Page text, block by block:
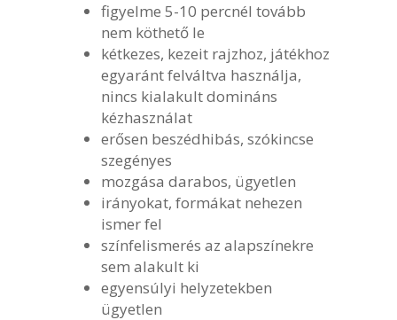
figyelme 5-10 percnél tovább
nem köthető le
kétkezes, kezeit rajzhoz, játékhoz
egyaránt felváltva használja,
nincs kialakult domináns
kézhasználat
erősen beszédhibás, szókincse
szegényes
mozgása darabos, ügyetlen
irányokat, formákat nehezen
ismer fel
színfelismerés az alapszínekre
sem alakult ki
egyensúlyi helyzetekben
ügyetlen